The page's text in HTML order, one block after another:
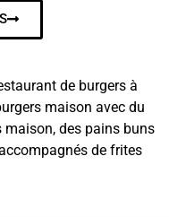
de burgers à
maison avec du
des pains buns
de frites